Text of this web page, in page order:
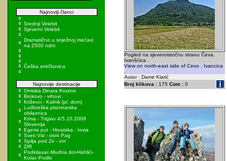
Najnoviji članci
Srednji Velebit
Sjeverni Velebit
Dramatično u snježnoj mećavi
na 2500 ndm
Češka smrčkovica
Najnovije destinacije
Omiska Dinara Kruzno
Biokovo - vrhovi
Križevci - Kalnik (pl. dom)
Ludbreška planinarska
obilaznica
Krma - Triglav 4/5.10.2008
Slovenija
Egeria put - Hrvatska - Iovia
Sveti Vid - otok Pag
Spilja pod Zir - om
ZIR
Podkilavac-Mudna dol-Hahlići-
Kolac-Podki
Pogled na sjeveroistočnu stranu Čeva.
Ivanšćica .
View on north-east side of Cevo . Ivancica
Autor : Damir Klarić
Broj klikova :175 Com :0